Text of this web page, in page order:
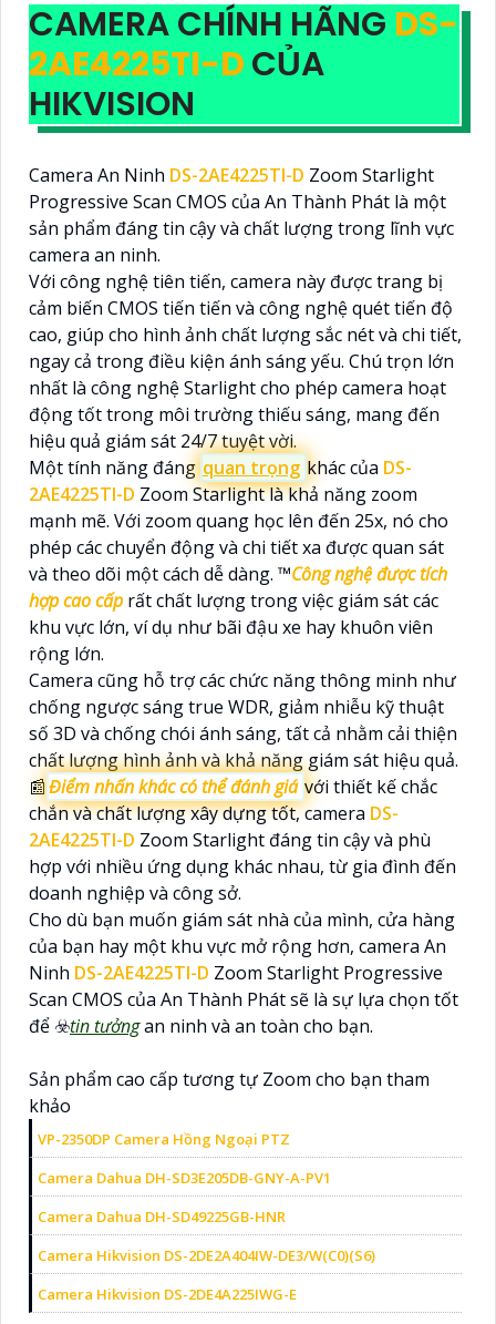
CAMERA CHÍNH HÃNG DS-
2AE4225TI-DCỦA
HIKVISION
Camera An Ninh DS-2AE4225TI-D Zoom Starlight
Progressive Scan CMOS của An Thành Phát là một
sản phẩm đáng tin cậy và chất lượng trong lĩnh vực
camera an ninh.
Với công nghệ tiên tiến, camera này được trang bị
cảm biến CMOS tiến tiến và công nghệ quét tiến độ
cao, giúp cho hình ảnh chất lượng sắc nét và chi tiết,
ngay cả trong điều kiện ánh sáng yếu. Chú trọn lớn
nhất là công nghệ Starlight cho phép camera hoạt
động tốt trong môi trường thiếu sáng, mang đến
hiệu quả giám sát 24/7 tuyệt vời.
Một tính năng đáng quan trọng khác của DS-
2AE4225TI-D Zoom Starlight là khả năng zoom
mạnh mẽ. Với zoom quang học lên đến 25x, nó cho
phép các chuyển động và chi tiết xa được quan sát
và theo dõi một cách dễ dàng. ™️Công nghệ được tích
hợp cao cấp rất chất lượng trong việc giám sát các
khu vực lớn, ví dụ như bãi đậu xe hay khuôn viên
rộng lớn.
Camera cũng hỗ trợ các chức năng thông minh như
chống ngược sáng true WDR, giảm nhiễu kỹ thuật
số 3D và chống chói ánh sáng, tất cả nhằm cải thiện
chất lượng hình ảnh và khả năng giám sát hiệu quả.
📰Điểm nhấn khác có thể đánh giá với thiết kế chắc
chắn và chất lượng xây dựng tốt, camera DS-
2AE4225TI-D Zoom Starlight đáng tin cậy và phù
hợp với nhiều ứng dụng khác nhau, từ gia đình đến
doanh nghiệp và công sở.
Cho dù bạn muốn giám sát nhà của mình, cửa hàng
của bạn hay một khu vực mở rộng hơn, camera An
Ninh DS-2AE4225TI-D Zoom Starlight Progressive
Scan CMOS của An Thành Phát sẽ là sự lựa chọn tốt
để ☣️tin tưởngan ninh và an toàn cho bạn.
Sản phẩm cao cấp tương tự Zoom cho bạn tham
khảo
VP-2350DP Camera Hồng Ngoại PTZ
Camera Dahua DH-SD3E205DB-GNY-A-PV1
Camera Dahua DH-SD49225GB-HNR
Camera Hikvision DS-2DE2A404IW-DE3/W(C0)(S6)
Camera Hikvision DS-2DE4A225IWG-E